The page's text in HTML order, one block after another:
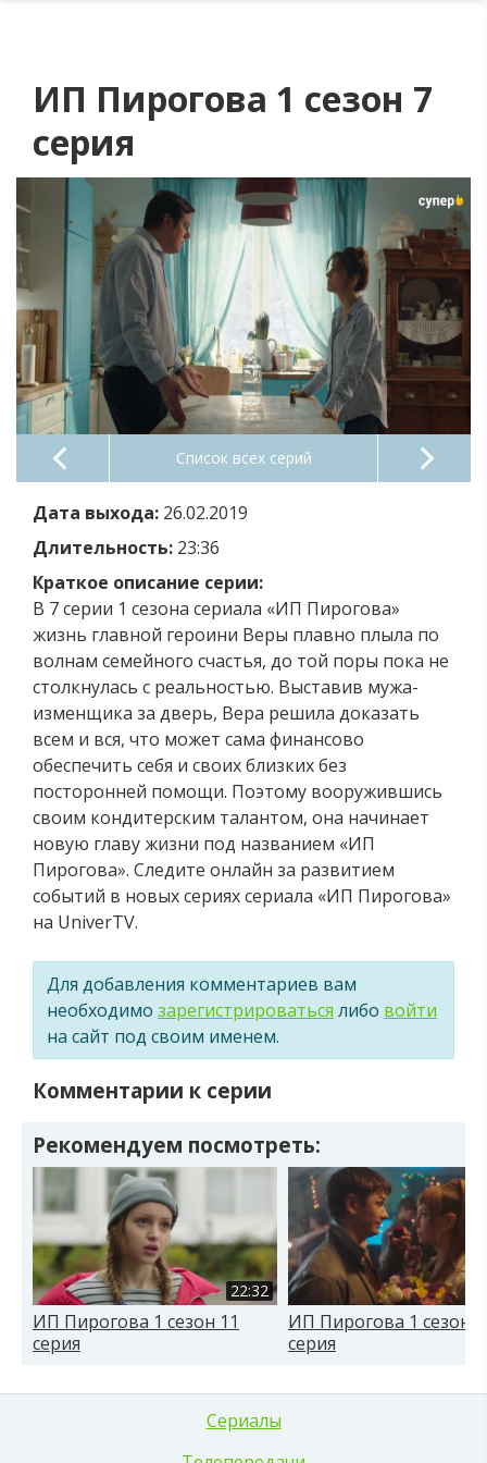
ИП Пирогова 1 сезон 7
серия
Список всех серий
Дата выхода: 26.02.2019
Длительность: 23:36
Краткое описание серии:
В 7 серии 1 сезона сериала «ИП Пирогова»
жизнь главной героини Веры плавно плыла по
волнам семейного счастья, до той поры пока не
столкнулась с реальностью. Выставив мужа-
изменщика за дверь, Вера решила доказать
всем и вся, что может сама финансово
обеспечить себя и своих близких без
посторонней помощи. Поэтому вооружившись
своим кондитерским талантом, она начинает
новую главу жизни под названием «ИП
Пирогова». Следите онлайн за развитием
событий в новых сериях сериала «ИП Пирогова»
на UniverTV.
Для добавления комментариев вам
необходимо зарегистрироваться либо войти
на сайт под своим именем.
Комментарии к серии
Рекомендуем посмотреть:
22:32
ИП Пирогова 1 сезон 11
серия
ИП Пирогова 1 сезон
серия
Сериалы